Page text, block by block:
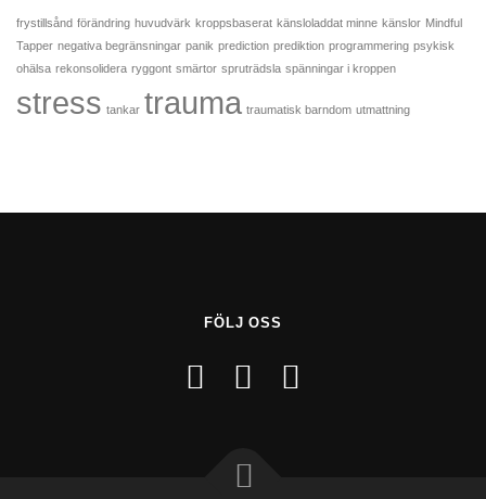
frystillsånd förändring huvudvärk kroppsbaserat känsloladdat minne känslor Mindful
Tapper negativa begränsningar panik prediction prediktion programmering psykisk
ohälsa rekonsolidera ryggont smärtor spruträdsla spänningar i kroppen
stress tankar trauma traumatisk barndom utmattning
FÖLJ OSS